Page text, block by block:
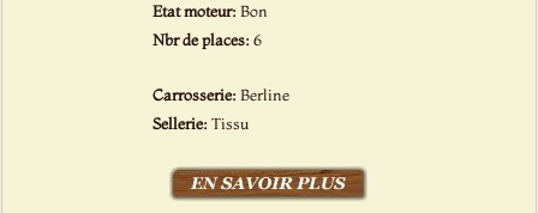
Etat moteur:Bon
Nbr de places:6
Carrosserie:Berline
Sellerie:Tissu